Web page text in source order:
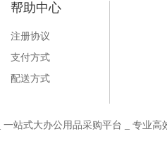
帮助中心
注册协议
支付方式
配送方式
一站式大办公用品采购平台 _ 专业